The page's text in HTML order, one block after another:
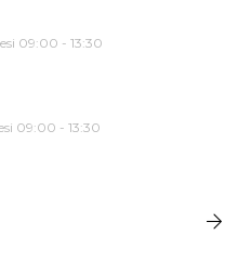
09:00 - 13:30
09:00 - 13:30